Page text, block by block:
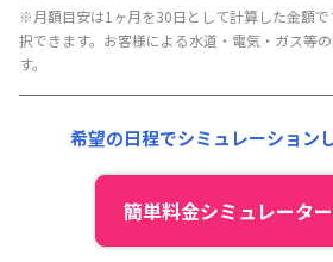
その他費用 :
管理費: 37,500円/月 (1,250円/日)
初期費用
月額賃料目安(30日利用)
賃料 : 69,000円/月 (2,300円/日)
光熱費他 :
その他費用 :
37,500円/月 (1,250円/日)
契約事務手数料 : 5,000円/回 (税抜)
※月額目安は1ヶ月を30日として計算した金額
択できます。お客様による水道・電気・ガス等
す。
希望の日程でシミュレーション
簡単料金シミュレータ